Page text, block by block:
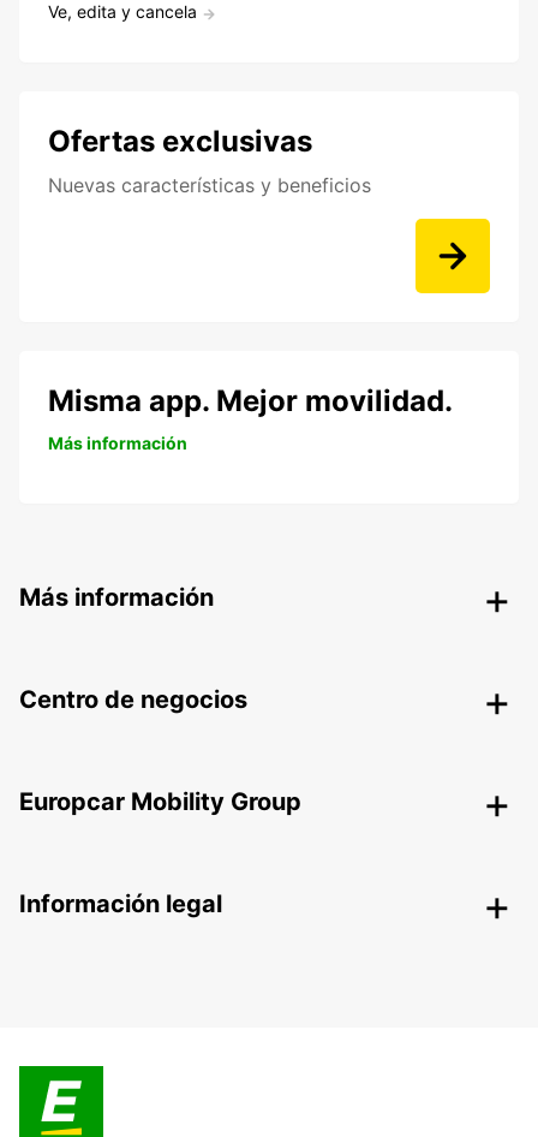
Ve, edita y cancela
Ofertas exclusivas
Nuevas características y beneficios
Misma app. Mejor movilidad.
Más información
Más información
Centro de negocios
Europcar Mobility Group
Información legal